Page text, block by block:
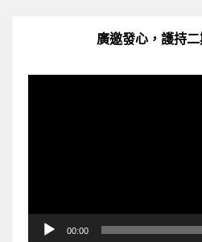
廣邀發心，護持
00:00